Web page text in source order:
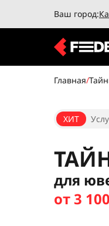
Ваш город:
Главная/
ХИТ
для
от 3